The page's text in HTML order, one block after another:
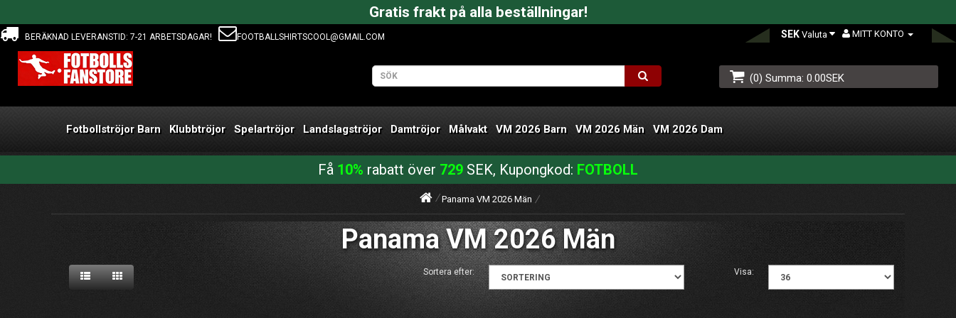
Gratis frakt på alla beställningar!
BERÄKNAD LEVERANSTID: 7-21 ARBETSDAGAR! FOOTBALLSHIRTSCOOL@GMAIL.COM MITT KONTO
SEK Valuta
(0) Summa: 0.00SEK
Fotbollströjor Barn Klubbtröjor Spelartröjor Landslagströjor Damtröjor Målvakt VM 2026 Barn VM 2026 Män VM 2026 Dam
Få 10% rabatt över 729 SEK, Kupongkod: FOTBOLL
Panama VM 2026 Män
Panama VM 2026 Män
Sortera efter: Visa: